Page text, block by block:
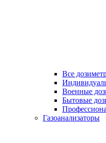
Все
Военные
Бытовые
Газоанализаторы